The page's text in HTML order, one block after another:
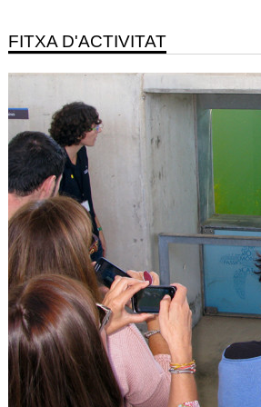
FITXA D'ACTIVITAT